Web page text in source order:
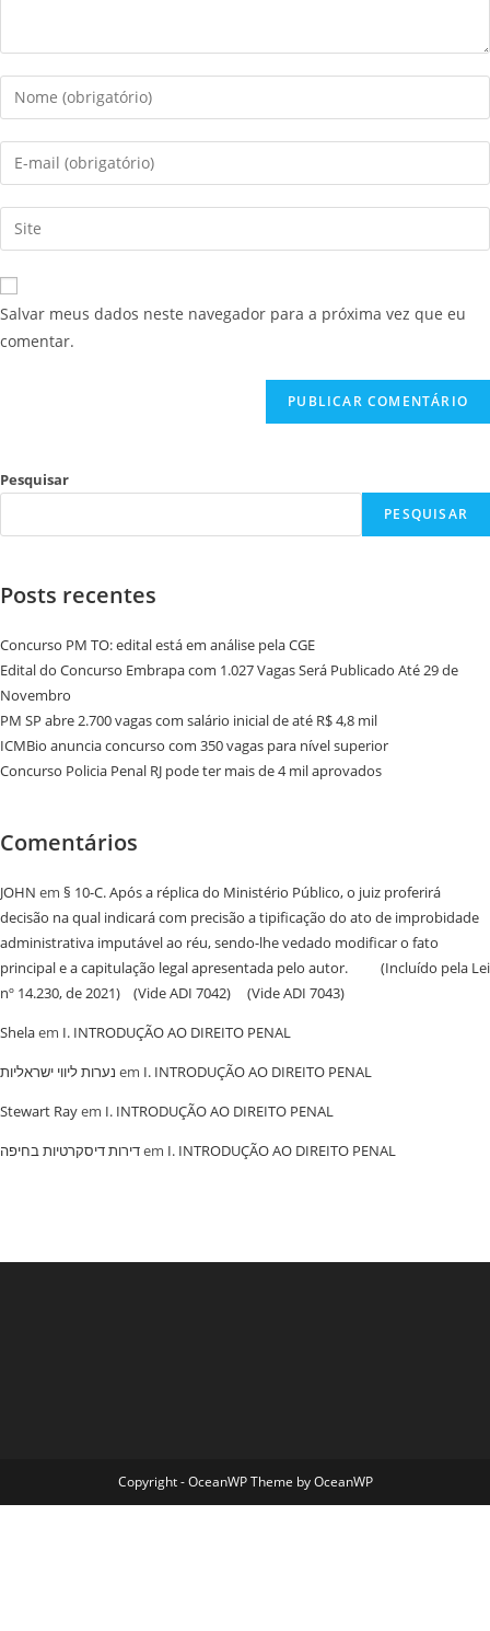
Salvar meus dados neste navegador para a próxima vez que eu
comentar.
Pesquisar
PESQUISAR
Posts recentes
Concurso PM TO: edital está em análise pela CGE
Edital do Concurso Embrapa com 1.027 Vagas Será Publicado Até 29 de
Novembro
PM SP abre 2.700 vagas com salário inicial de até R$ 4,8 mil
ICMBio anuncia concurso com 350 vagas para nível superior
Concurso Policia Penal RJ pode ter mais de 4 mil aprovados
Comentários
JOHN em § 10-C. Após a réplica do Ministério Público, o juiz proferirá
decisão na qual indicará com precisão a tipificação do ato de improbidade
administrativa imputável ao réu, sendo-lhe vedado modificar o fato
principal e a capitulação legal apresentada pelo autor. (Incluído pela Lei
nº 14.230, de 2021) (Vide ADI 7042) (Vide ADI 7043)
Shelaem I. INTRODUÇÃO AO DIREITO PENAL
נערות ליווי ישראליות em I. INTRODUÇÃO AO DIREITO PENAL
Stewart Rayem I. INTRODUÇÃO AO DIREITO PENAL
‏דירות דיסקרטיות בחיפהem I. INTRODUÇÃO AO DIREITO PENAL
Copyright - OceanWP Theme by OceanWP